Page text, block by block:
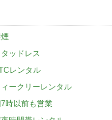
ッドレス
レンタル
ークリーレンタル
時以前も営業